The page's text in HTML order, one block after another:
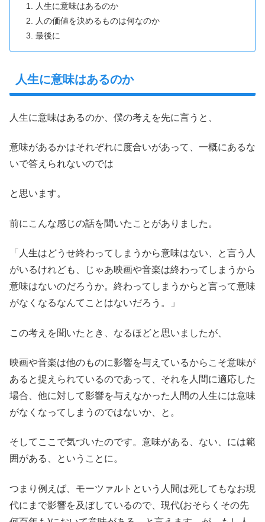
人生に意味はあるのか
人の価値を決めるものは何なのか
最後に
人生に意味はあるのか
人生に意味はあるのか、僕の考えを先に言うと、
意味があるかはそれぞれに度合いがあって、一概にあるな
いで答えられないのでは
と思います。
前にこんな感じの話を聞いたことがありました。
「人生はどうせ終わってしまうから意味はない、と言う人
がいるけれども、じゃあ映画や音楽は終わってしまうから
意味はないのだろうか。終わってしまうからと言って意味
がなくなるなんてことはないだろう。」
この考えを聞いたとき、なるほどと思いましたが、
映画や音楽は他のものに影響を与えているからこそ意味が
あると捉えられているのであって、それを人間に適応した
場合、他に対して影響を与えなかった人間の人生には意味
がなくなってしまうのではないか、と。
そしてここで気づいたのです。意味がある、ない、には範
囲がある、ということに。
つまり例えば、モーツァルトという人間は死してもなお現
代にまで影響を及ぼしているので、現代(おそらくその先